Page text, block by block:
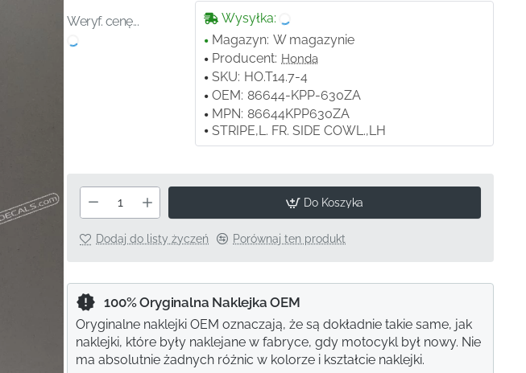
Weryf. cenę...
Wysyłka:
Magazyn: W magazynie
Producent: Honda
SKU: HO.T14.7-4
OEM: 86644-KPP-630ZA
MPN: 86644KPP630ZA
STRIPE,L. FR. SIDE COWL.,LH
Do Koszyka
Dodaj do listy życzeń Porównaj ten produkt
100% Oryginalna Naklejka OEM
Oryginalne naklejki OEM oznaczają, że są dokładnie takie same, jak
naklejki, które były naklejane w fabryce, gdy motocykl był nowy. Nie
ma absolutnie żadnych różnic w kolorze i kształcie naklejki.